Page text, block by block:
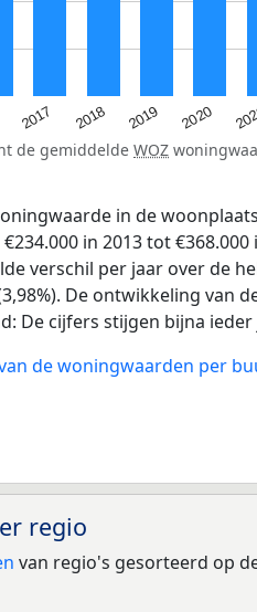
2017 2018 2019 2020
de gemiddelde WOZ
in de
in 2013 tot
verschil per jaar over de
De ontwikkeling van
De cijfers stijgen bijna ieder
de woningwaarden per
regio
van regio's gesorteerd op